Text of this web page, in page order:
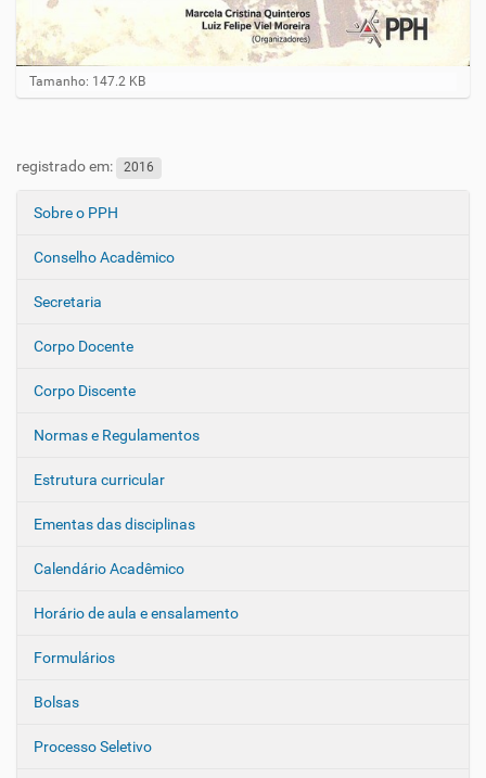
N
e
a
ç
o
Sobre o PPH
Conselho Acadêmico
Secretaria
Corpo Docente
Corpo Discente
Normas e Regulamentos
Estrutura curricular
Ementas das disciplinas
Calendário Acadêmico
Horário de aula e ensalamento
Formulários
Bolsas
Processo Seletivo
Clique para ver a imagem no tamanho completo…
Tamanho: 147.2 KB
registrado em: 2016